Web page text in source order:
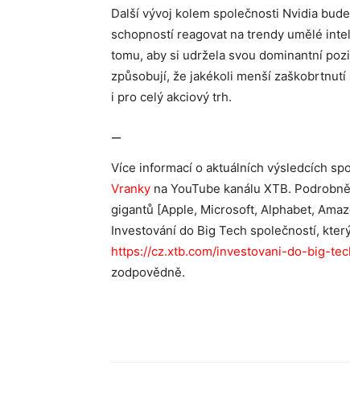
Další vývoj kolem společnosti Nvidia
schopností reagovat na trendy umělé
tomu, aby si udržela svou dominantní
způsobují, že jakékoli menší
i pro celý akciový trh.
—
Více informací o aktuálních výsledcích
Vranky na YouTube kanálu XTB.
gigantů [Apple, Microsoft, Alphabet,
Investování do Big Tech společností,
https://cz.xtb.com/investovani-do-big-
zodpovědně.